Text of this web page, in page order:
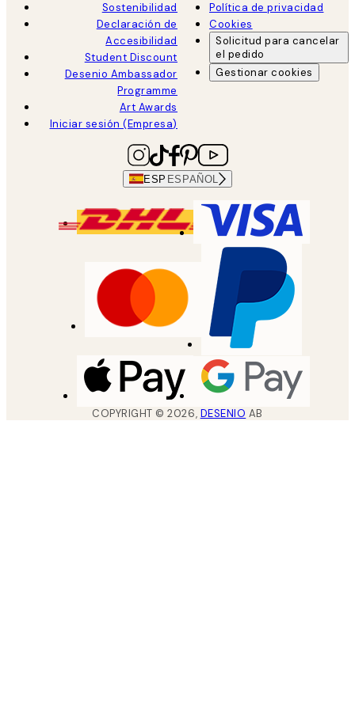
Sostenibilidad
Declaración de
Accesibilidad
Student Discount
Desenio Ambassador
Programme
Art Awards
Iniciar sesión (Empresa)
Política de privacidad
Cookies
Solicitud para cancelar
el pedido
Gestionar cookies
ESP ESPAÑOL
COPYRIGHT ©2026, DESENIO AB